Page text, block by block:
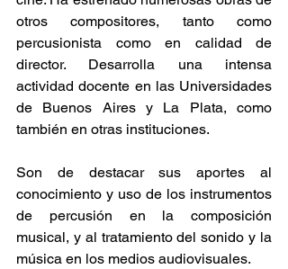
otros compositores, tanto como
percusionista como en calidad de
director. Desarrolla una intensa
actividad docente en las Universidades
de Buenos Aires y La Plata, como
también en otras instituciones.
Son de destacar sus aportes al
conocimiento y uso de los instrumentos
de percusión en la composición
musical, y al tratamiento del sonido y la
música en los medios audiovisuales.